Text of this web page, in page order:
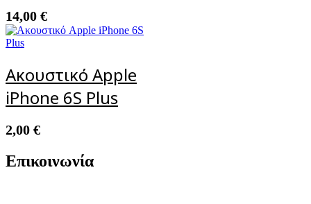
14,00 €
Ακουστικό Apple
iPhone 6S Plus
2,00 €
Επικοινωνία